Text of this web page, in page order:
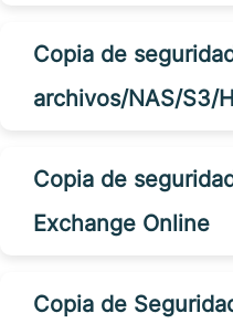
Copia de
archivos/NAS/S3/
Copia de
Exchange Online
Copia de